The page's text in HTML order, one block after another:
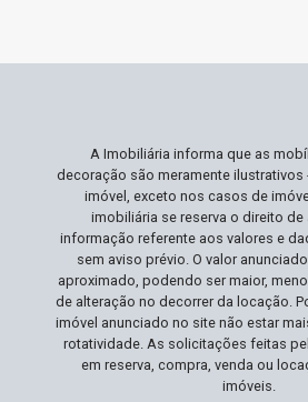
muito procuradas. Aproveite a
perto todas as possibilidades
tem a oferecer!
A Imobiliária informa que as
decoração são meramente ilustrativos
imóvel, exceto nos casos de
imobiliária se reserva o direito de
informação referente aos valores e
sem aviso prévio. O valor
aproximado, podendo ser maior,
de alteração no decorrer da locação.
imóvel anunciado no site não estar
rotatividade. As solicitações feitas
em reserva, compra, venda ou
imóveis.